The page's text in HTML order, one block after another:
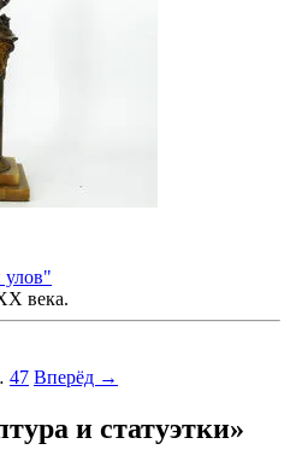
улов"
века.
47 Вперёд →
и статуэтки»